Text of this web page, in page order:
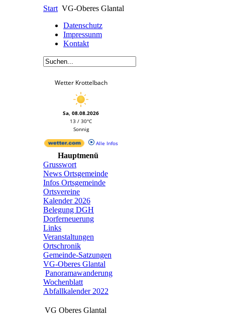
Start VG-Oberes Glantal
Datenschutz
Impressunm
Kontakt
Wetter Krottelbach
Sa, 08.08.2026
13 / 30°C
Sonnig
Alle Infos
Hauptmenü
Grusswort
News Ortsgemeinde
Infos Ortsgemeinde
Ortsvereine
Kalender 2026
Belegung DGH
Dorferneuerung
Links
Veranstaltungen
Ortschronik
Gemeinde-Satzungen
VG-Oberes Glantal
Panoramawanderung
Wochenblatt
Abfallkalender 2022
VG Oberes Glantal